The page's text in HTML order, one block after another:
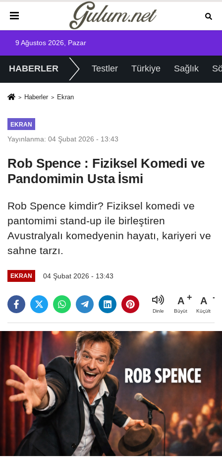
9 Ağustos 2026, Pazar
HABERLER Testler Türkiye Sağlık
Haberler Ekran
EKRAN
Yayınlanma: 04 Şubat 2026 - 13:43
Rob Spence : Fiziksel Komedi ve
Pandomimin Usta İsmi
Rob Spence kimdir? Fiziksel komedi ve
pantomimi stand-up ile birleştiren
Avustralyalı komedyenin hayatı, kariyeri ve
sahne tarzı.
EKRAN 04 Şubat 2026 - 13:43
Dinle
A
Büyüt
A
Küçült